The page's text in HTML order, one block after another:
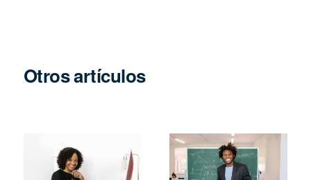
Otros artículos